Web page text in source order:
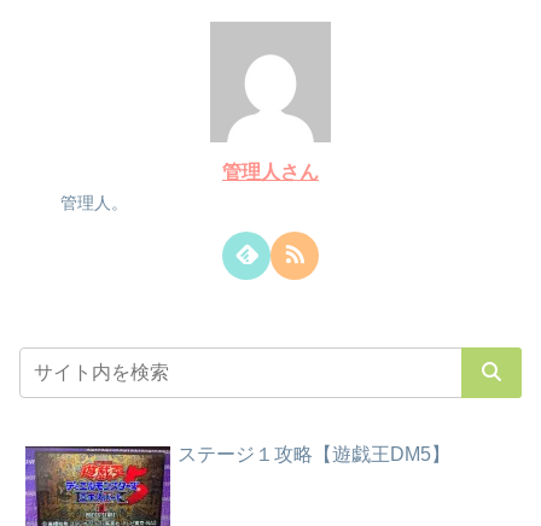
管理人さん
管理人。
ステージ１攻略【遊戯王DM5】